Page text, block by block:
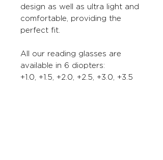
design as well as ultra light and
comfortable, providing the
perfect fit.
All our reading glasses are
available in 6 diopters:
+1.0, +1.5, +2.0, +2.5, +3.0, +3.5